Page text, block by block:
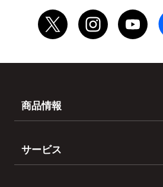
商品情報
サービス